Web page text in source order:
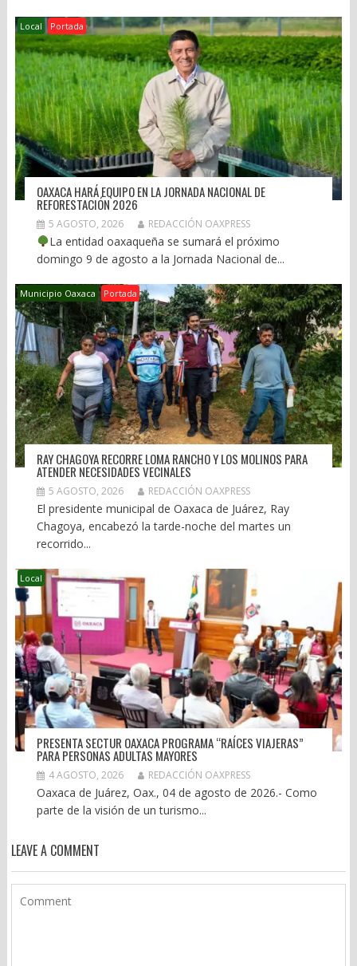
Local Portada
OAXACA HARÁ EQUIPO EN LA JORNADA NACIONAL DE
REFORESTACIÓN 2026
5 AGOSTO, 2026 REDACCIÓN OAXPRESS
La entidad oaxaqueña se sumará el próximo
domingo 9 de agosto a la Jornada Nacional de...
Municipio Oaxaca Portada
RAY CHAGOYA RECORRE LOMA RANCHO Y LOS MOLINOS PARA
ATENDER NECESIDADES VECINALES
5 AGOSTO, 2026 REDACCIÓN OAXPRESS
El presidente municipal de Oaxaca de Juárez, Ray
Chagoya, encabezó la tarde-noche del martes un
recorrido...
Local
PRESENTA SECTUR OAXACA PROGRAMA “RAÍCES VIAJERAS”
PARA PERSONAS ADULTAS MAYORES
4 AGOSTO, 2026 REDACCIÓN OAXPRESS
Oaxaca de Juárez, Oax., 04 de agosto de 2026.- Como
parte de la visión de un turismo...
LEAVE A COMMENT